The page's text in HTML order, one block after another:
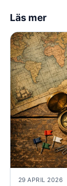
Läs mer
29 APRIL 2026